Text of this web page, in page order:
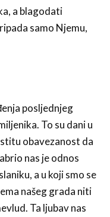
a blagodati
samo Njemu,
posljednjeg
To su dani u
obavezanost da
nas je odnos
a u koji smo se
našeg grada niti
Ta ljubav nas